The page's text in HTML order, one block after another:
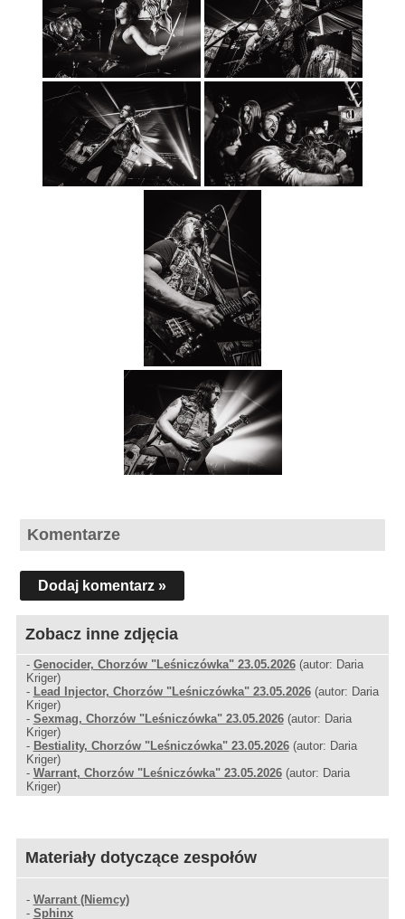
Komentarze
Dodaj komentarz »
Zobacz inne zdjęcia
- Genocider, Chorzów "Leśniczówka" 23.05.2026(autor: Daria
Kriger)
- Lead Injector, Chorzów "Leśniczówka" 23.05.2026(autor: Daria
Kriger)
- Sexmag, Chorzów "Leśniczówka" 23.05.2026(autor: Daria
Kriger)
- Bestiality, Chorzów "Leśniczówka" 23.05.2026(autor: Daria
Kriger)
- Warrant, Chorzów "Leśniczówka" 23.05.2026(autor: Daria
Kriger)
Materiały dotyczące zespołów
- Warrant (Niemcy)
- Sphinx